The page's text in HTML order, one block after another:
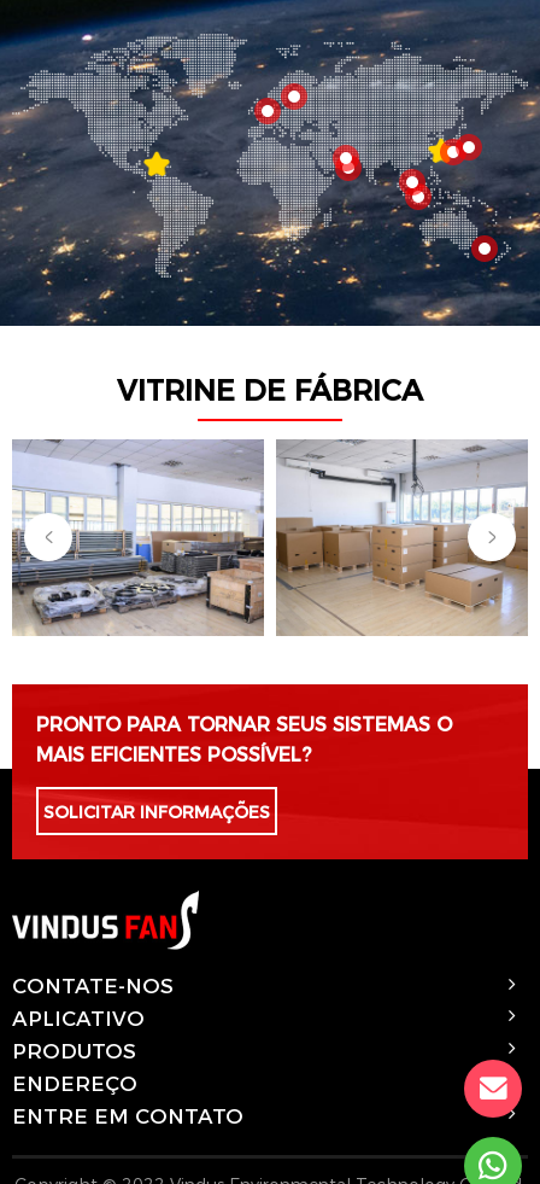
VITRINE DE FÁBRICA
PRONTO PARA TORNAR SEUS SISTEMAS O
MAIS EFICIENTES POSSÍVEL?
SOLICITAR INFORMAÇÕES
CONTATE-NOS
APLICATIVO
PRODUTOS
ENDEREÇO
ENTRE EM CONTATO